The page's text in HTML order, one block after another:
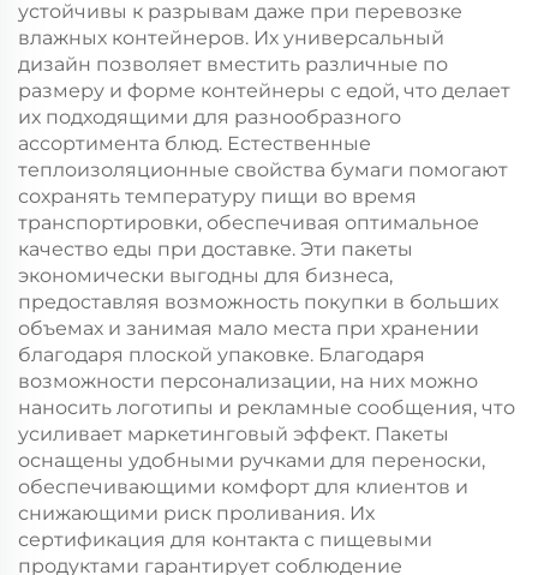
устойчивы к разрывам даже при перевозке
влажных контейнеров. Их универсальный
дизайн позволяет вместить различные по
размеру и форме контейнеры с едой, что делает
их подходящими для разнообразного
ассортимента блюд. Естественные
теплоизоляционные свойства бумаги помогают
сохранять температуру пищи во время
транспортировки, обеспечивая оптимальное
качество еды при доставке. Эти пакеты
экономически выгодны для бизнеса,
предоставляя возможность покупки в больших
объемах и занимая мало места при хранении
благодаря плоской упаковке. Благодаря
возможности персонализации, на них можно
наносить логотипы и рекламные сообщения, что
усиливает маркетинговый эффект. Пакеты
оснащены удобными ручками для переноски,
обеспечивающими комфорт для клиентов и
снижающими риск проливания. Их
сертификация для контакта с пищевыми
продуктами гарантирует соблюдение